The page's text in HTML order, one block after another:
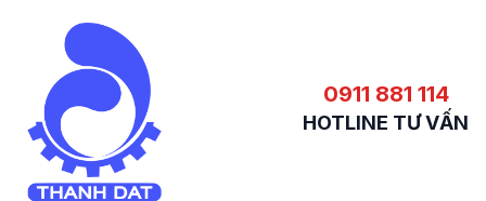
0911 881 114
HOTLINE TƯ VẤN